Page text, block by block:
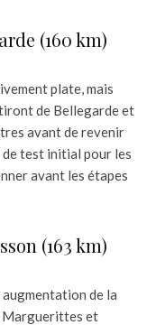
(160 km)
plate, mais
de Bellegarde et
avant de revenir
test initial pour les
avant les étapes
(163 km)
de la
Marguerittes et